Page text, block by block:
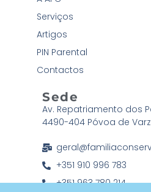
Serviços
Artigos
PIN Parental
Contactos
Sede
Av. Repatriamento dos
4490-404 Póvoa de
+351 910 996 783
+351 963 780 214